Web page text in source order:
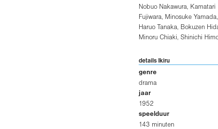
Nobuo Nakawura,
Kamatari
Fujiwara, Minosuke Yamada,
Haruo Tanaka,
Bokuzen
Minoru Chiaki, Shinichi
details Ikiru
genre
drama
jaar
1952
speelduur
143 minuten